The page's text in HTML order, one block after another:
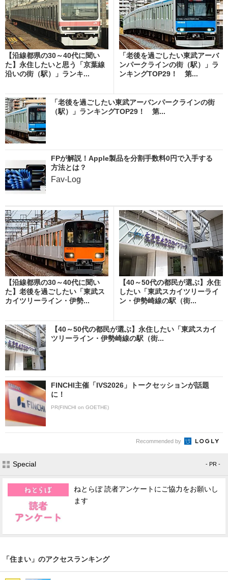
【沿線都県の30～40代に聞い
た】永住したいと思う「京葉線
沿いの街（駅）」ランキ...
「老後を過ごしたい東武アーバ
ンパークラインの街（駅）」ラ
ンキングTOP29！ 第...
「老後を過ごしたい東武アーバンパークラインの街
（駅）」ランキングTOP29！ 第...
FPが解説！Apple製品を分割手数料0円で入手する
方法とは？
Fav-Log
【沿線都県の30～40代に聞い
た】老後を過ごしたい「東武ス
カイツリーライン・伊勢...
【40～50代の都民が選ぶ】永住
したい「東武スカイツリーライ
ン・伊勢崎線の駅（街...
【40～50代の都民が選ぶ】永住したい「東武スカイ
ツリーライン・伊勢崎線の駅（街...
FINCHI主催「IVS2026」トークセッションが話題
に！
PR(FINCHI on GOETHE)
Recommended by
Special - PR -
ねとらぼ 読者アンケートにご協力をお願いし
ます
「住まい」のアクセスランキング